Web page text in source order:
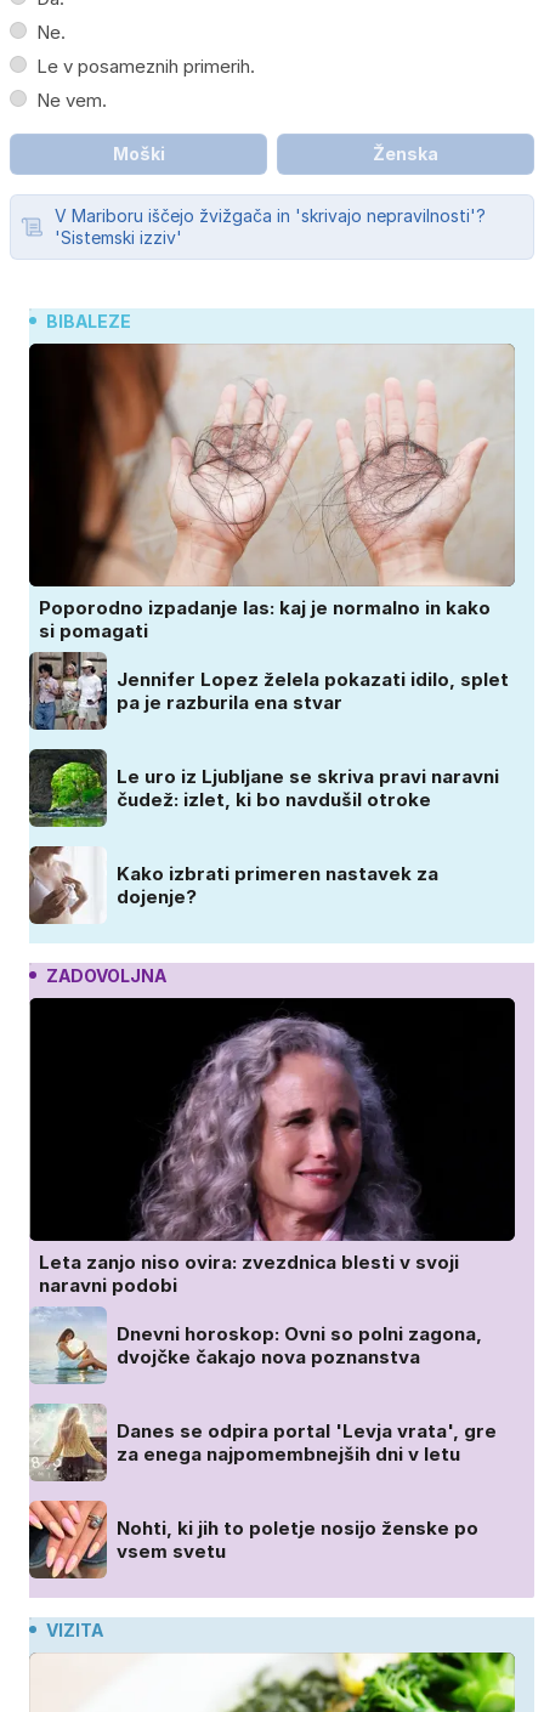
Ne.
Le v posameznih primerih.
Ne vem.
Moški Ženska
V Mariboru iščejo žvižgača in 'skrivajo nepravilnosti'?
'Sistemski izziv'
BIBALEZE
Poporodno izpadanje las: kaj je normalno in kako
si pomagati
Jennifer Lopez želela pokazati idilo, splet
pa je razburila ena stvar
Le uro iz Ljubljane se skriva pravi naravni
čudež: izlet, ki bo navdušil otroke
Kako izbrati primeren nastavek za
dojenje?
ZADOVOLJNA
Leta zanjo niso ovira: zvezdnica blesti v svoji
naravni podobi
Dnevni horoskop: Ovni so polni zagona,
dvojčke čakajo nova poznanstva
Danes se odpira portal 'Levja vrata', gre
za enega najpomembnejših dni v letu
Nohti, ki jih to poletje nosijo ženske po
vsem svetu
VIZITA